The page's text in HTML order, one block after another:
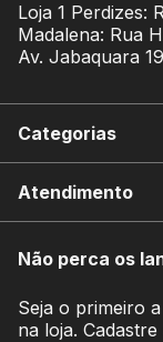
Loja 1 Perdizes:
Madalena: Rua
Av. Jabaquara
Categorias
Atendimento
Não perca os
Seja o primeiro
na loja.